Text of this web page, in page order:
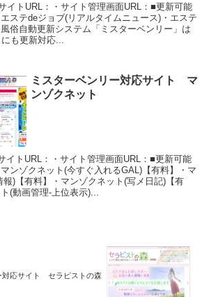
イトURL：・サイト管理画面URL：■更新可能
ステdeジョブ(リアルタイムニュース)・エステ
俗自動更新システム「ミスターベンリー」は
も更新対応...
ミスターベンリー対応サイト マ
ンゾクネット
イトURL：・サイト管理画面URL：■更新可能
ンゾクネット(今すぐ入れるGAL)【有料】・マ
報)【有料】・マンゾクネット(写メ日記)【有
(動画管理-上位表示)...
対応サイト セラピストの森